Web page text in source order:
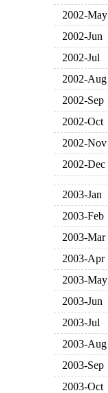
2002-May
2002-Jun
2002-Jul
2002-Aug
2002-Sep
2002-Oct
2002-Nov
2002-Dec
2003-Jan
2003-Feb
2003-Mar
2003-Apr
2003-May
2003-Jun
2003-Jul
2003-Aug
2003-Sep
2003-Oct